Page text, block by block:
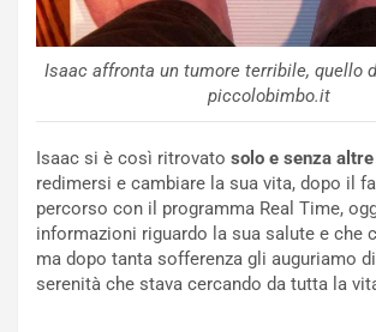
Isaac affronta un tumore terribile, quello
piccolobimbo.it
Isaac si è così ritrovato solo e senza
redimersi e cambiare la sua vita, dopo il
percorso con il programma Real Time,
informazioni riguardo la sua salute e che
ma dopo tanta sofferenza gli auguriamo
serenità che stava cercando da tutta la